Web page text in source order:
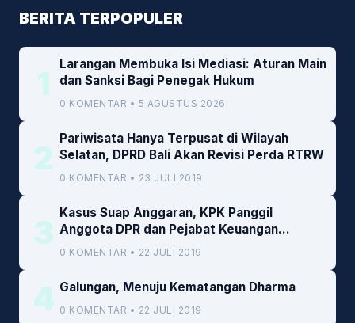
BERITA TERPOPULER
1
Larangan Membuka Isi Mediasi: Aturan Main
dan Sanksi Bagi Penegak Hukum
0 KOMENTAR • 5 AGUSTUS 2026
2
Pariwisata Hanya Terpusat di Wilayah
Selatan, DPRD Bali Akan Revisi Perda RTRW
0 KOMENTAR • 23 JULI 2019
3
Kasus Suap Anggaran, KPK Panggil
Anggota DPR dan Pejabat Keuangan
Kemenkeu
0 KOMENTAR • 22 JULI 2019
4 Galungan, Menuju Kematangan Dharma
0 KOMENTAR • 22 JULI 2019